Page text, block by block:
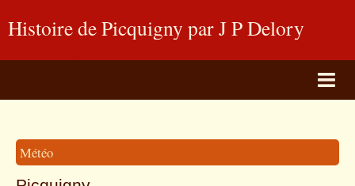
Histoire de Picquigny par J P Delory
Météo